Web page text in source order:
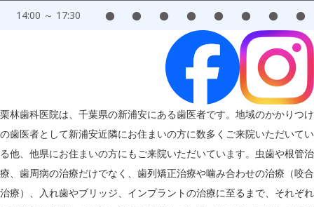
14:00 ～ 17:30 ● ● ● ● ● ● ● ●
栗林歯科医院は、千葉県の新浦安にある歯医者です。地域のかかりつけ
の歯医者として新浦安近隣にお住まいの方に数多くご来院いただいてい
る他、他県にお住まいの方にもご来院いただいています。虫歯や根管治
療、歯周病の治療だけでなく、歯列矯正治療や噛み合わせの治療（咬合
治療）、入れ歯やブリッジ、インプラントの治療に至るまで、それぞれ